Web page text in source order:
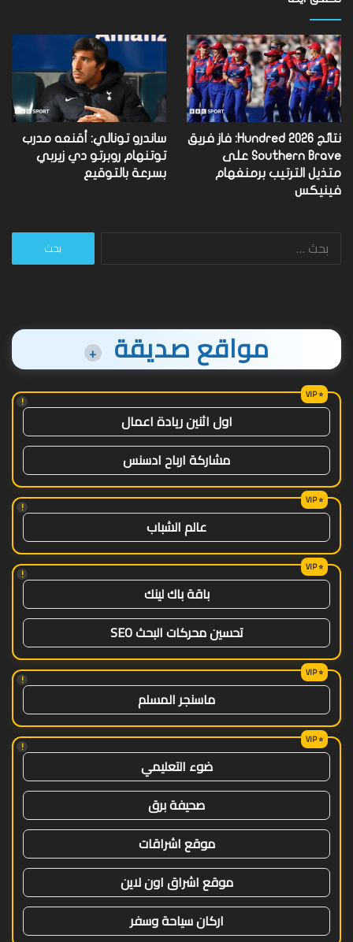
نتائج Hundred 2026: فاز فريق
Southern Brave على
متذيل الترتيب برمنغهام
فينيكس
ساندرو تونالي: أقنعه مدرب
توتنهام روبرتو دي زيربي
بسرعة بالتوقيع
البحث
مواقع صديقة +
!
اول اثنين ريادة اعمال
مشاركة ارباح ادسنس
!
عالم الشباب
!
باقة باك لينك
تحسين محركات البحث SEO
!
ماسنجر المسلم
!
ضوء التعليمي
صحيفة برق
موقع اشراقات
موقع اشراق اون لاين
اركان سياحة وسفر